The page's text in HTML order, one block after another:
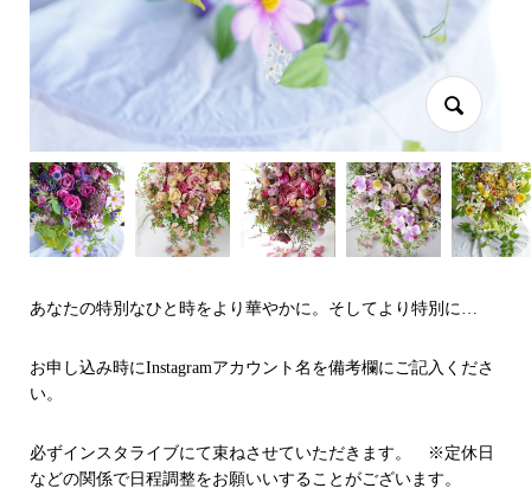
あなたの特別なひと時をより華やかに。そしてより特別に…
お申し込み時にInstagramアカウント名を備考欄にご記入くださ
い。
必ずインスタライブにて束ねさせていただきます。 ※定休日
などの関係で日程調整をお願いいすることがございます。